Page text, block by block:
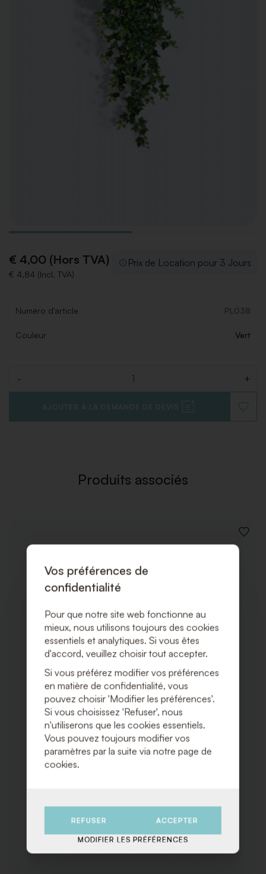
€ 4,00 (Hors TVA)
€ 4,84 (Incl. TVA)
Prix de Location pour 3 Jours
Numéro d'article PL038
Couleur Vert
- +
AJOUTER À LA DEMANDE DE DEVIS
À
Produits associés
À
Vos préférences de
confidentialité
Pour que notre site web fonctionne au
mieux, nous utilisons toujours des cookies
essentiels et analytiques. Si vous êtes
d'accord, veuillez choisir tout accepter.
Si vous préférez modifier vos préférences
en matière de confidentialité, vous
pouvez choisir 'Modifier les préférences'.
Si vous choisissez 'Refuser', nous
n'utiliserons que les cookies essentiels.
Vous pouvez toujours modifier vos
paramètres par la suite via notre page de
cookies.
REFUSER ACCEPTER
MODIFIER LES PRÉFÉRENCES